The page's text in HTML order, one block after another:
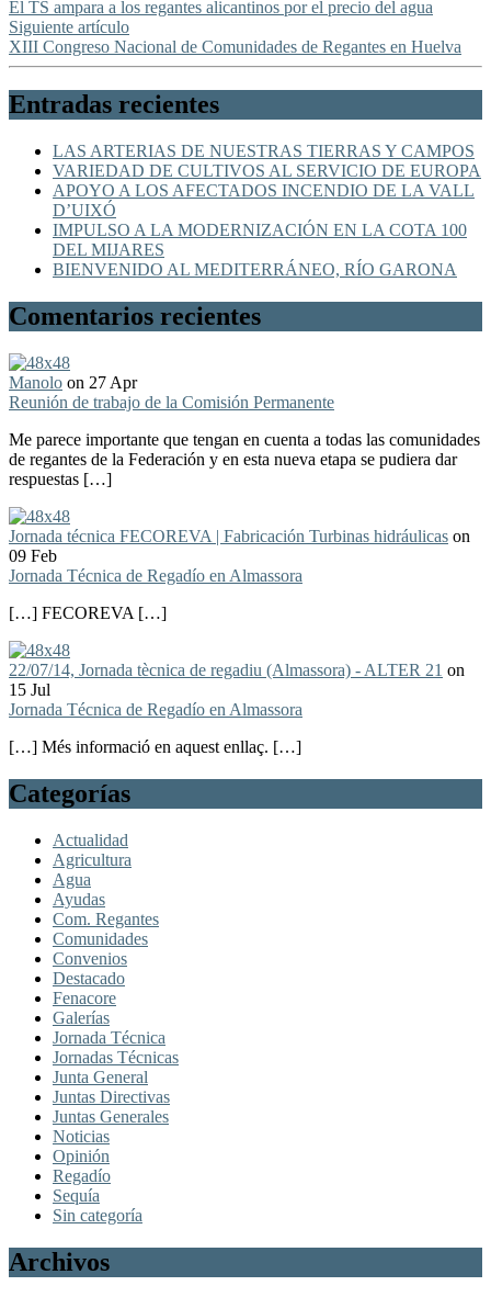
El TS ampara a los regantes alicantinos por el precio del agua
Siguiente artículo
XIII Congreso Nacional de Comunidades de Regantes en Huelva
Entradas recientes
LAS ARTERIAS DE NUESTRAS TIERRAS Y CAMPOS
VARIEDAD DE CULTIVOS AL SERVICIO DE EUROPA
APOYO A LOS AFECTADOS INCENDIO DE LA VALL
D’UIXÓ
IMPULSO A LA MODERNIZACIÓN EN LA COTA 100
DEL MIJARES
BIENVENIDO AL MEDITERRÁNEO, RÍO GARONA
Comentarios recientes
Manolo on 27 Apr
Reunión de trabajo de la Comisión Permanente
Me parece importante que tengan en cuenta a todas las comunidades
de regantes de la Federación y en esta nueva etapa se pudiera dar
respuestas […]
Jornada técnica FECOREVA | Fabricación Turbinas hidráulicas on
09 Feb
Jornada Técnica de Regadío en Almassora
[…] FECOREVA […]
22/07/14, Jornada tècnica de regadiu (Almassora) - ALTER 21 on
15 Jul
Jornada Técnica de Regadío en Almassora
[…] Més informació en aquest enllaç. […]
Categorías
Actualidad
Agricultura
Agua
Ayudas
Com. Regantes
Comunidades
Convenios
Destacado
Fenacore
Galerías
Jornada Técnica
Jornadas Técnicas
Junta General
Juntas Directivas
Juntas Generales
Noticias
Opinión
Regadío
Sequía
Sin categoría
Archivos